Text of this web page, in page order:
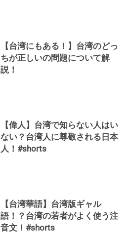
【台湾にもある！】台湾のどっ
ちが正しいの問題について解
説！
【偉人】台湾で知らない人はい
ない？台湾人に尊敬される日本
人！#shorts
【台湾華語】台湾版ギャル
語！？台湾の若者がよく使う注
音文！#shorts